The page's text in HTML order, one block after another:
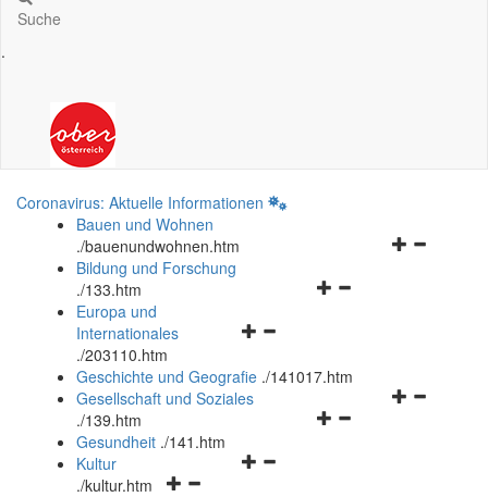
Suche
.
Coronavirus: Aktuelle Informationen
Bauen und Wohnen
./bauenundwohnen.htm
Navigationsmenü
Bildung und Forschung
./133.htm
Navigationsmenü
und
schließen
Europa und
Internationales
./203110.htm
Geschichte und Geografie ./141017.htm
Navigationsmenü
Gesellschaft und Soziales
./139.htm
Navigationsmenü
Gesundheit ./141.htm
Navigationsmenü
Kultur
./kultur.htm